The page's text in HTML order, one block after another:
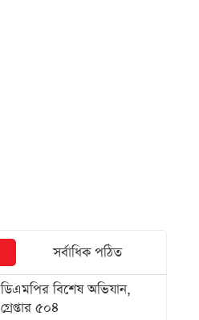
সর্বাধিক পঠিত
ডিএমপির বিশেষ অভিযান,
গ্রেপ্তার ৫০৪